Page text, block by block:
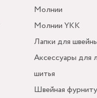
Молнии
Молнии YKK
Лапки для
Аксессуары для
шитья
Швейная